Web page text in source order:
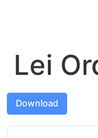
Lei
Download